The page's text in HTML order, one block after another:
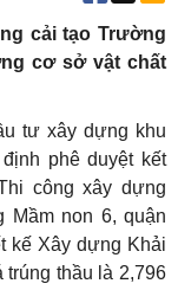
cải tạo Trường
cơ sở vật chất
tư xây dựng khu
phê duyệt kết
công xây dựng
non 6, quận
kế Xây dựng Khải
thầu là 2,796